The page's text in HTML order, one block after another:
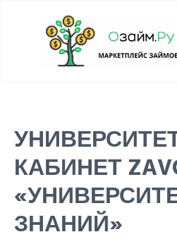
КАБИНЕТ
ЗНАНИЙ»